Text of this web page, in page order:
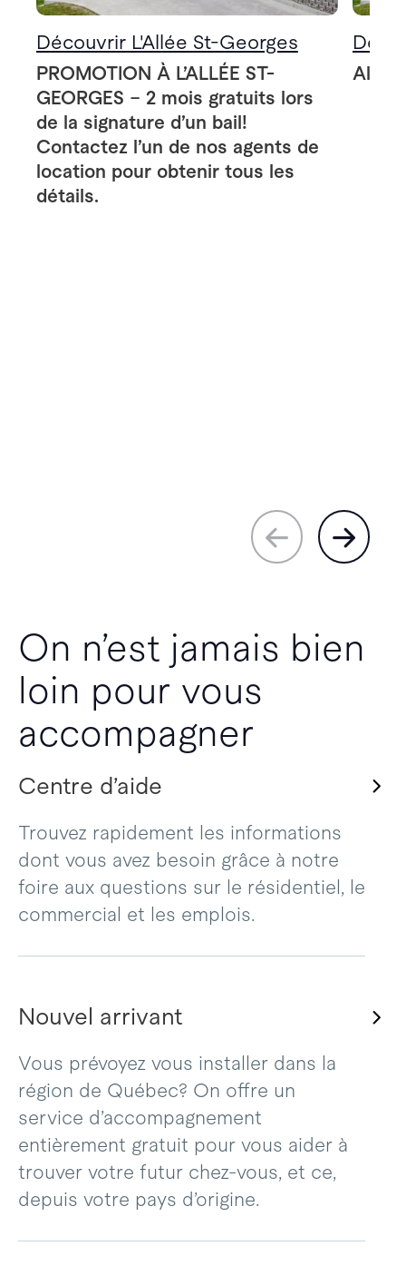
Découvrir L'Allée St-Georges
PROMOTION À L’ALLÉE ST-
GEORGES – 2 mois gratuits lors
de la signature d’un bail!
Contactez l’un de nos agents de
location pour obtenir tous les
détails.
Allée
On n’est jamais bien
loin pour vous
accompagner
Centre d’aide
Trouvez rapidement les informations
dont vous avez besoin grâce à notre
foire aux questions sur le résidentiel, le
commercial et les emplois.
Nouvel arrivant
Vous prévoyez vous installer dans la
région de Québec? On offre un
service d’accompagnement
entièrement gratuit pour vous aider à
trouver votre futur chez-vous, et ce,
depuis votre pays d’origine.